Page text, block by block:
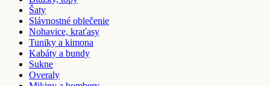
Šaty
Slávnostné oblečenie
Nohavice, kraťasy
Tuniky a kimona
Kabáty a bundy
Sukne
Overaly